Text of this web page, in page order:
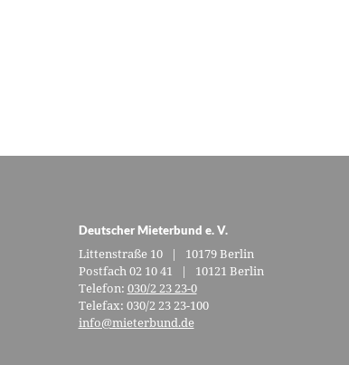
Deutscher Mieterbund e. V.
Littenstraße 10 | 10179 Berlin
Postfach 02 10 41 | 10121 Berlin
Telefon: 030/2 23 23-0
Telefax: 030/2 23 23-100
info@mieterbund.de